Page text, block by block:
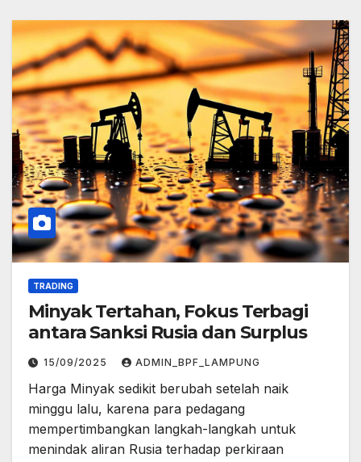
TRADING
Minyak Tertahan, Fokus Terbagi
antara Sanksi Rusia dan Surplus
15/09/2025 ADMIN_BPF_LAMPUNG
Harga Minyak sedikit berubah setelah naik
minggu lalu, karena para pedagang
mempertimbangkan langkah-langkah untuk
menindak aliran Rusia terhadap perkiraan